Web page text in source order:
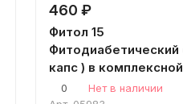
460 ₽
Фитол 15
Фитодиабетический ( 30
капс ) в комплексной
терапии сахарного
0
Нет в наличии